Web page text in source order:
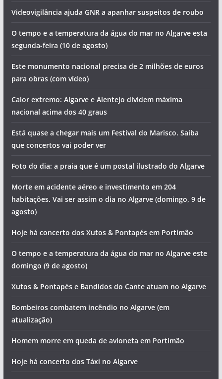
Videovigilância ajuda GNR a apanhar suspeitos de roubo
O tempo e a temperatura da água do mar no Algarve esta
segunda-feira (10 de agosto)
Este monumento nacional precisa de 2 milhões de euros
para obras (com vídeo)
Calor extremo: Algarve e Alentejo dividem máxima
nacional acima dos 40 graus
Está quase a chegar mais um Festival do Marisco. Saiba
que concertos vai poder ver
Foto do dia: a praia que é um postal ilustrado do Algarve
Morte em acidente aéreo e investimento em 204
habitações. Vai ser assim o dia no Algarve (domingo, 9 de
agosto)
Hoje há concerto dos Xutos & Pontapés em Portimão
O tempo e a temperatura da água do mar no Algarve este
domingo (9 de agosto)
Xutos & Pontapés e Bandidos do Cante atuam no Algarve
Bombeiros combatem incêndio no Algarve (em
atualização)
Homem morre em queda de avioneta em Portimão
Hoje há concerto dos Táxi no Algarve